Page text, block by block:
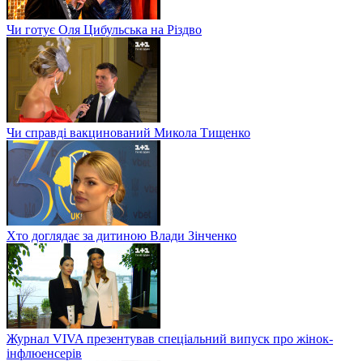
Чи готує Оля Цибульська на Різдво
Чи справді вакцинований Микола Тищенко
Хто доглядає за дитиною Влади Зінченко
Журнал VIVA презентував спеціальний випуск про жінок-
інфлюенсерів